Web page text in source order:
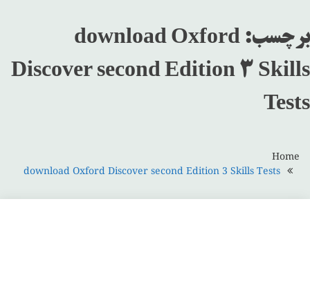
برچسب: download Oxford
Discover second Edition 3 Skills
Tests
Home
download Oxford Discover second Edition 3 Skills Tests